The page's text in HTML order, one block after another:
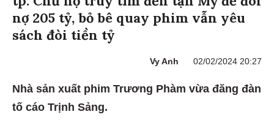
nợ 205 tỷ, bỏ bê quay phim vẫn yêu
sách đòi tiền tỷ
Vy Anh 02/02/2024 20:27
Nhà sản xuất phim Trương Phàm vừa đăng đàn
tố cáo Trịnh Sảng.